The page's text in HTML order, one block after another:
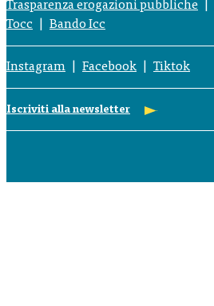
Trasparenza erogazioni pubbliche
Tocc
Bando Icc
Instagram Facebook Tiktok
Iscriviti alla newsletter